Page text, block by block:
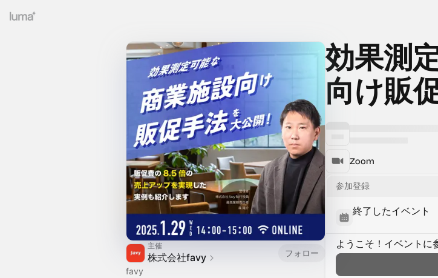
主催
株式会社favy
フォロー
favy
効果測
向け販
Zoom
参加登録
終了したイベント
ようこそ！イベントに